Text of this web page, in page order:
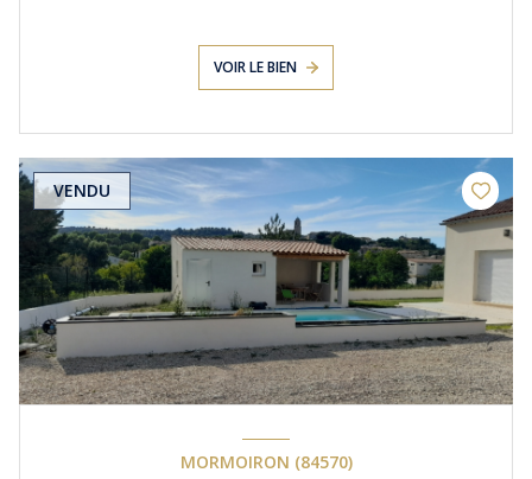
VOIR LE BIEN
VENDU
MORMOIRON (84570)